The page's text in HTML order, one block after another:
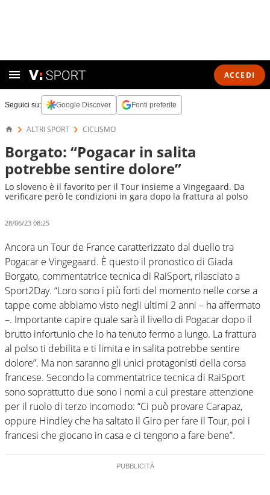
ACCEDI
Seguici su: Google Discover Fonti preferite
ALTRI SPORT CICLISMO
Borgato: “Pogacar in salita
potrebbe sentire dolore”
Lo sloveno è il favorito per il Tour insieme a Vingegaard. Da
verificare però le condizioni in gara dopo la frattura al polso
28/06/23 08:25
Ancora un Tour de France caratterizzato dal duello tra
Pogacar e Vingegaard. È questo il pronostico di Giada
Borgato, commentatrice tecnica di RaiSport, rilasciato a
Sport2Day. “Loro sono i più forti del momento nelle corse a
tappe come abbiamo visto negli ultimi 2 anni – ha affermato
–. Importante capire quale sarà il livello di Pogacar dopo il
brutto infortunio che lo ha tenuto fermo a lungo. La frattura
al polso ti debilita e ti limita e in salita potrebbe sentire
dolore”. Ma non saranno gli unici protagonisti della corsa
francese. Secondo la commentatrice tecnica di RaiSport
sono soprattutto due sono i nomi a cui prestare attenzione
per il ruolo di terzo incomodo: “Ci può provare Carapaz,
oppure Hindley che ha saltato il Giro per fare il Tour, poi i
francesi che giocano in casa e ci tengono a fare bene”.